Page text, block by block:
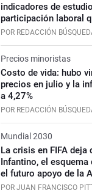
indicadores de
participación laboral
POR REDACCIÓN
Precios minoristas
Costo de vida: hubo
precios en julio y la
a 4,27%
POR REDACCIÓN
Mundial 2030
La crisis en FIFA deja
Infantino, el
el futuro apoyo de la
POR JUAN FRANCISCO